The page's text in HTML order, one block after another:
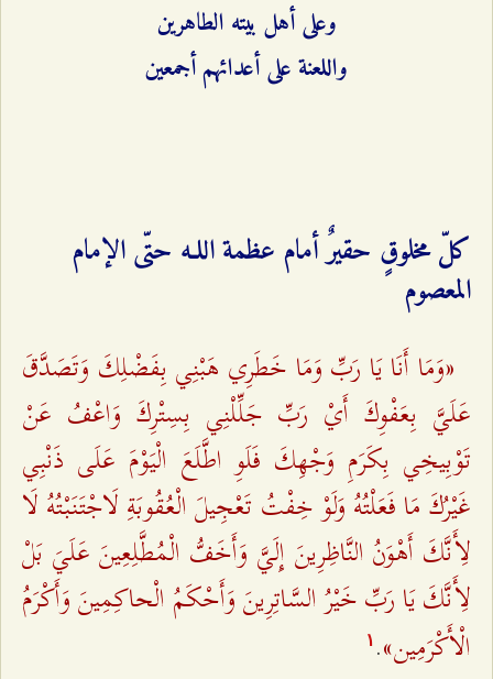
وعلى أهل بيته الطاهرين
واللعنة على أعدائهم أجمعين
كلّ مخلوقٍ حقيرٌ أمام عظمة اللـه حتّى الإمام
المعصوم
«وَمَا أَنَا يَا رَبِّ وَمَا خَطَرِي‌ هَبْنِي بِفَضْلِكَ وَتَصَدَّقَ
عَلَيَّ بِعَفْوِكَ أَيْ‌ رَبِّ جَلِّلْنِي بِسِتْرِكَ وَاعْفُ عَنْ‌
تَوْبِيخِي بِكَرَمِ وَجْهِكَ فَلَوِ اطَّلَعَ الْيَوْمَ عَلَى ذَنْبِي
غَيْرُكَ مَا فَعَلْتُهُ وَلَوْ خِفْتُ تَعْجِيلَ الْعُقُوبَةِ لَاجْتَنَبْتُهُ لَا
لِأَنَّكَ أَهْوَنُ النَّاظِرِينَ إِلَيَّ وَأَخَفُّ الْمُطَّلِعِينَ عَلَيَ‌ بَلْ
لِأَنَّكَ يَا رَبِّ خَيْرُ السَّاتِرِينَ وَأَحْكَمُ الْحاكِمِينَ‌ وَأَكْرَمُ
الْأَكْرَمِين‌». ۱